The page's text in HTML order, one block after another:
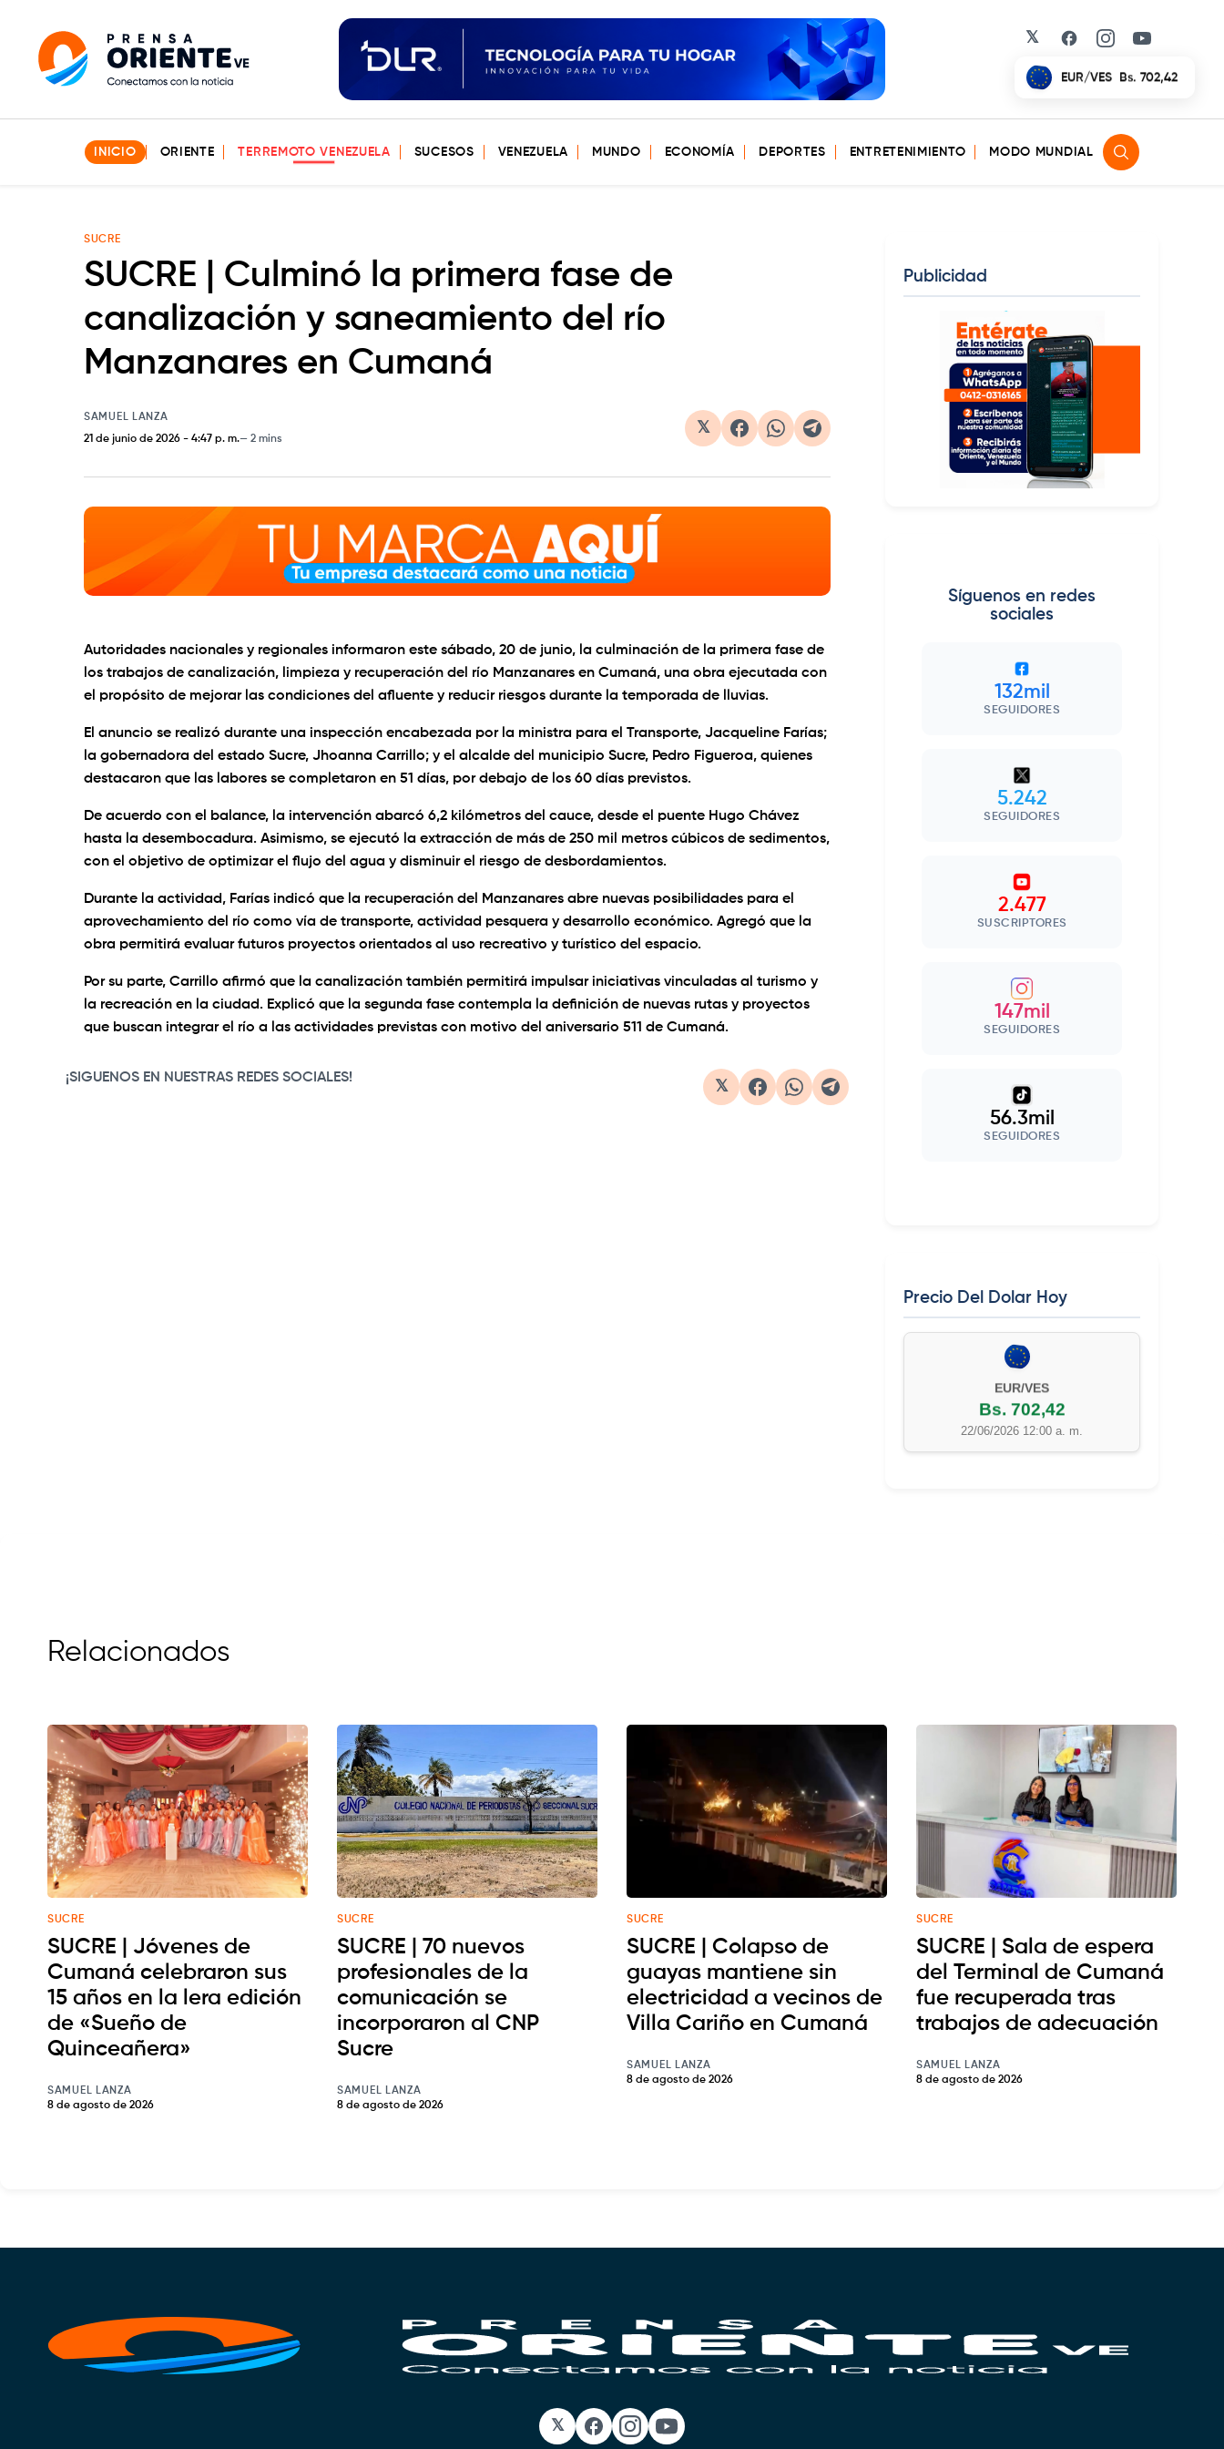
𝕏 Facebook
Instagram
YouTube
EUR/VES Bs. 702,42
INICIO ORIENTE TERREMOTO VENEZUELA SUCESOS VENEZUELA MUNDO ECONOMÍA DEPORTES ENTRETENIMIENTO MODO MUNDIAL
SUCRE
SUCRE | Culminó la primera fase de
canalización y saneamiento del río
Manzanares en Cumaná
SAMUEL LANZA
21 de junio de 2026 - 4:47 p. m. 2 mins
𝕏
Autoridades nacionales y regionales informaron este sábado, 20 de junio, la culminación de la primera fase de
los trabajos de canalización, limpieza y recuperación del río Manzanares en Cumaná, una obra ejecutada con
el propósito de mejorar las condiciones del afluente y reducir riesgos durante la temporada de lluvias.
El anuncio se realizó durante una inspección encabezada por la ministra para el Transporte, Jacqueline Farías;
la gobernadora del estado Sucre, Jhoanna Carrillo; y el alcalde del municipio Sucre, Pedro Figueroa, quienes
destacaron que las labores se completaron en 51 días, por debajo de los 60 días previstos.
De acuerdo con el balance, la intervención abarcó 6,2 kilómetros del cauce, desde el puente Hugo Chávez
hasta la desembocadura. Asimismo, se ejecutó la extracción de más de 250 mil metros cúbicos de sedimentos,
con el objetivo de optimizar el flujo del agua y disminuir el riesgo de desbordamientos.
Durante la actividad, Farías indicó que la recuperación del Manzanares abre nuevas posibilidades para el
aprovechamiento del río como vía de transporte, actividad pesquera y desarrollo económico. Agregó que la
obra permitirá evaluar futuros proyectos orientados al uso recreativo y turístico del espacio.
Por su parte, Carrillo afirmó que la canalización también permitirá impulsar iniciativas vinculadas al turismo y
la recreación en la ciudad. Explicó que la segunda fase contempla la definición de nuevas rutas y proyectos
que buscan integrar el río a las actividades previstas con motivo del aniversario 511 de Cumaná.
¡SIGUENOS EN NUESTRAS REDES SOCIALES!
𝕏
Publicidad
Síguenos en redes
sociales
132mil
SEGUIDORES
5.242
SEGUIDORES
2.477
SUSCRIPTORES
147mil
SEGUIDORES
56.3mil
SEGUIDORES
Precio Del Dolar Hoy
EUR/VES
Bs. 702,42
22/06/2026 12:00 a. m.
Relacionados
SUCRE
SUCRE | Jóvenes de
Cumaná celebraron sus
15 años en la lera edición
de «Sueño de
Quinceañera»
SAMUEL LANZA
8 de agosto de 2026
SUCRE
SUCRE | 70 nuevos
profesionales de la
comunicación se
incorporaron al CNP
Sucre
SAMUEL LANZA
8 de agosto de 2026
SUCRE
SUCRE | Colapso de
guayas mantiene sin
electricidad a vecinos de
Villa Cariño en Cumaná
SAMUEL LANZA
8 de agosto de 2026
SUCRE
SUCRE | Sala de espera
del Terminal de Cumaná
fue recuperada tras
trabajos de adecuación
SAMUEL LANZA
8 de agosto de 2026
𝕏 Facebook
Instagram
YouTube